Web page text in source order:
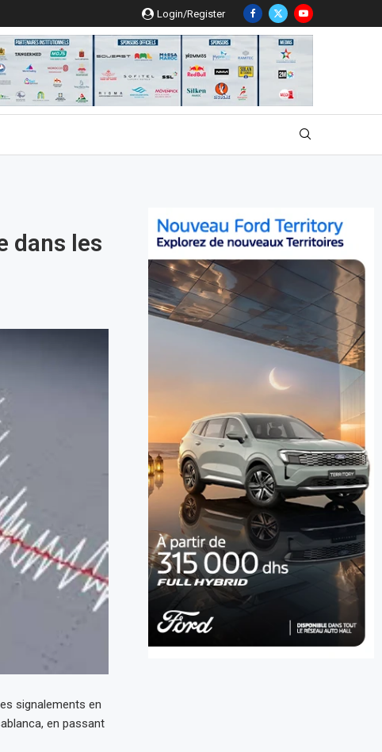
Login/Register
dans les
signalements en
en passant